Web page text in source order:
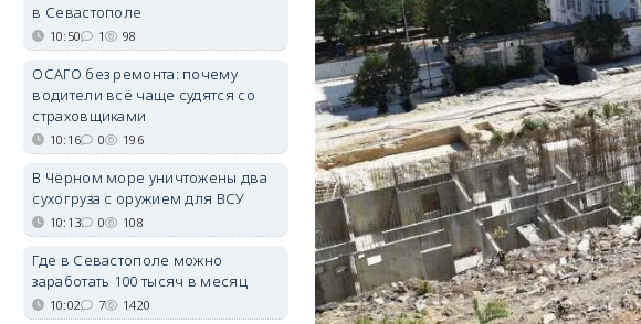
в Севастополе
10:50 1 98
ОСАГО без ремонта: почему
водители всё чаще судятся со
страховщиками
10:16 0 196
В Чёрном море уничтожены два
сухогруза с оружием для ВСУ
10:13 0 108
Где в Севастополе можно
заработать 100 тысяч в месяц
10:02 7 1420